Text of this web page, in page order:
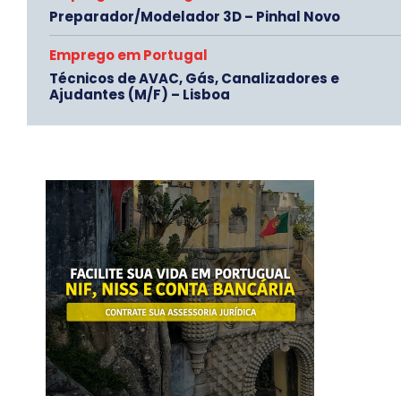
Preparador/Modelador 3D – Pinhal Novo
Emprego em Portugal
Técnicos de AVAC, Gás, Canalizadores e
Ajudantes (M/F) – Lisboa